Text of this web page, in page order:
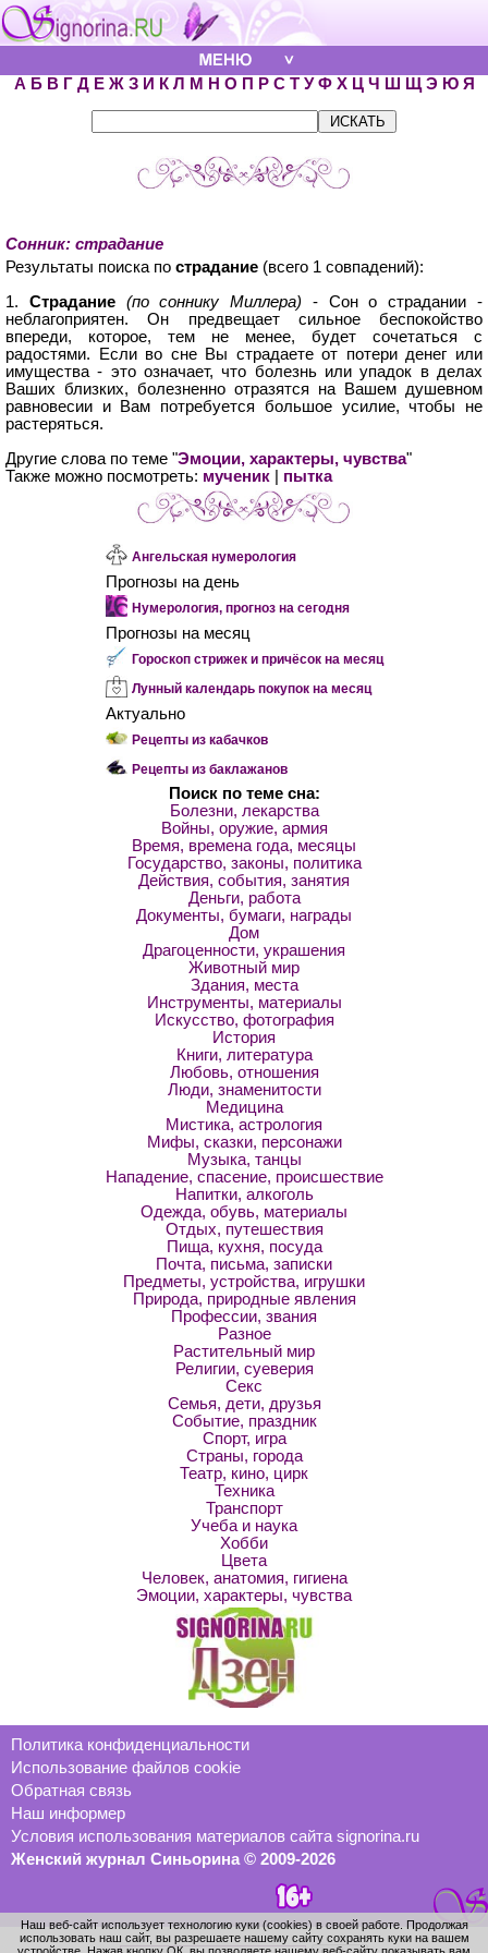
А Б В Г Д Е Ж З И К Л М Н О П Р С Т У Ф Х Ц Ч Ш Щ Э Ю Я
Сонник: страдание
Результаты поиска по страдание (всего 1 совпадений):
1. Страдание (по соннику Миллера) - Сон о страдании -
неблагоприятен. Он предвещает сильное беспокойство
впереди, которое, тем не менее, будет сочетаться с
радостями. Если во сне Вы страдаете от потери денег или
имущества - это означает, что болезнь или упадок в делах
Ваших близких, болезненно отразятся на Вашем душевном
равновесии и Вам потребуется большое усилие, чтобы не
растеряться.
Другие слова по теме "Эмоции, характеры, чувства"
Также можно посмотреть: мученик пытка
Ангельская нумерология
Прогнозы на день
Нумерология, прогноз на сегодня
Прогнозы на месяц
Гороскоп стрижек и причёсок на месяц
Лунный календарь покупок на месяц
Актуально
Рецепты из кабачков
Рецепты из баклажанов
Поиск по теме сна:
Болезни, лекарства
Войны, оружие, армия
Время, времена года, месяцы
Государство, законы, политика
Действия, события, занятия
Деньги, работа
Документы, бумаги, награды
Дом
Драгоценности, украшения
Животный мир
Здания, места
Инструменты, материалы
Искусство, фотография
История
Книги, литература
Любовь, отношения
Люди, знаменитости
Медицина
Мистика, астрология
Мифы, сказки, персонажи
Музыка, танцы
Нападение, спасение, происшествие
Напитки, алкоголь
Одежда, обувь, материалы
Отдых, путешествия
Пища, кухня, посуда
Почта, письма, записки
Предметы, устройства, игрушки
Природа, природные явления
Профессии, звания
Разное
Растительный мир
Религии, суеверия
Секс
Семья, дети, друзья
Событие, праздник
Спорт, игра
Страны, города
Театр, кино, цирк
Техника
Транспорт
Учеба и наука
Хобби
Цвета
Человек, анатомия, гигиена
Эмоции, характеры, чувства
Политика конфиденциальности
Использование файлов cookie
Обратная связь
Наш информер
Условия использования материалов сайта signorina.ru
Женский журнал Синьорина © 2009-2026
Наш веб-сайт использует технологию куки (cookies) в своей работе. Продолжая
использовать наш сайт, вы разрешаете нашему сайту сохранять куки на вашем